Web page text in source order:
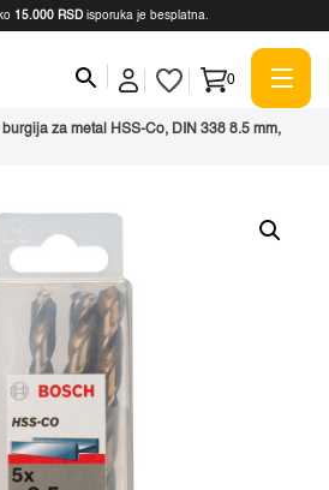
15.000 RSD isporuka je besplatna.
0
burgija za metal HSS-Co, DIN 338 8.5 mm,